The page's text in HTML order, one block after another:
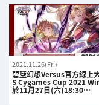
2021.11.26(Fri)
碧藍幻想Versus官方線上
S Cygames Cup 2021
於11月27日(六)18:30…